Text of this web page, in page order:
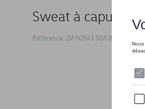
Sweat à capuche
Référence: 3A9084130A 041